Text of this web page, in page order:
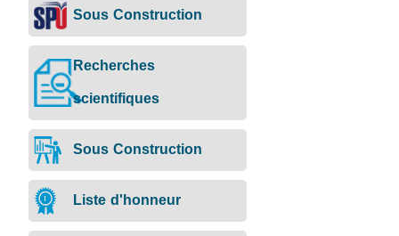
Sous Construction
Recherches
scientifiques
Sous Construction
Liste d'honneur